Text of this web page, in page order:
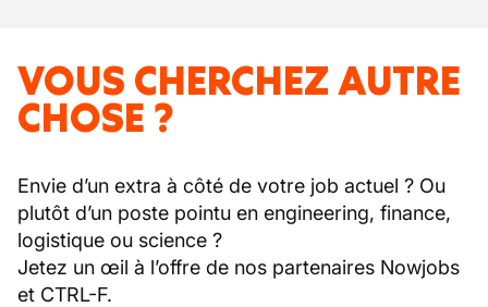
VOUS CHERCHEZ AUTRE
CHOSE ?
Envie d’un extra à côté de votre job actuel ? Ou
plutôt d’un poste pointu en engineering, finance,
logistique ou science ?
Jetez un œil à l’offre de nos partenaires Nowjobs
et CTRL-F.